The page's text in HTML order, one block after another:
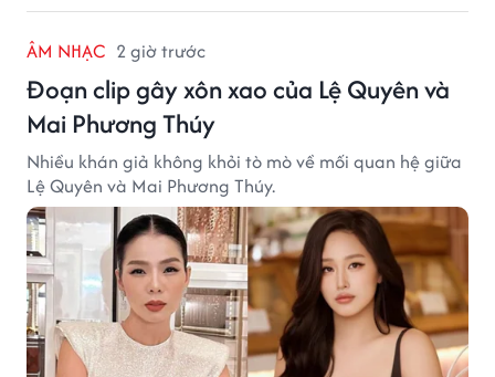
ÂM NHẠC 2 giờ trước
Đoạn clip gây xôn xao của Lệ Quyên và
Mai Phương Thúy
Nhiều khán giả không khỏi tò mò về mối quan hệ giữa
Lệ Quyên và Mai Phương Thúy.